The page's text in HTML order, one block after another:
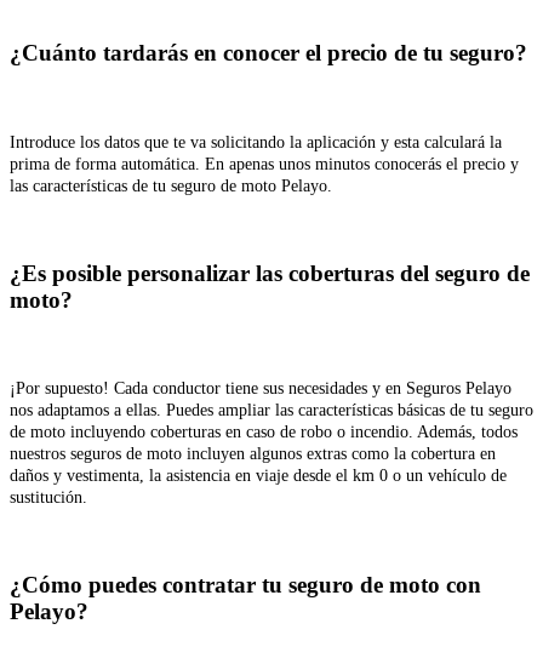
¿Cuánto tardarás en conocer el precio de tu seguro?
Introduce los datos que te va solicitando la aplicación y esta calculará la
prima de forma automática. En apenas unos minutos conocerás el precio y
las características de tu seguro de moto Pelayo.
¿Es posible personalizar las coberturas del seguro de
moto?
¡Por supuesto! Cada conductor tiene sus necesidades y en Seguros Pelayo
nos adaptamos a ellas. Puedes ampliar las características básicas de tu seguro
de moto incluyendo coberturas en caso de robo o incendio. Además, todos
nuestros seguros de moto incluyen algunos extras como la cobertura en
daños y vestimenta, la asistencia en viaje desde el km 0 o un vehículo de
sustitución.
¿Cómo puedes contratar tu seguro de moto con
Pelayo?